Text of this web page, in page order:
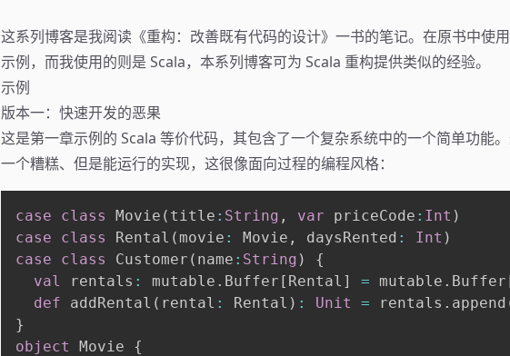
这系列博客是我阅读《重构：改善既有代码的设计》一书的笔记。在原书中使
示例，而我使用的则是 Scala，本系列博客可为 Scala 重构提供类似的经验。
示例
版本一：快速开发的恶果
这是第一章示例的 Scala 等价代码，其包含了一个复杂系统中的一个简单功能
一个糟糕、但是能运行的实现，这很像面向过程的编程风格：
case class Movie ( title : String , var priceCode : Int )
case
class Rental ( movie : Movie , daysRented : Int )
case
class Customer ( name : String )
{
val
rentals : mutable . Buffer [ Rental ] = mutable . Buffer
def addRental ( rental : Rental ) : Unit = rentals . append
}
object
Movie {